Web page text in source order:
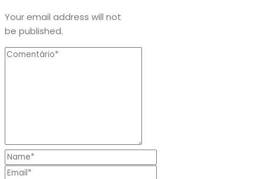
Your email address will not
be published.